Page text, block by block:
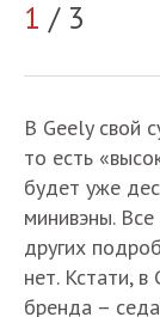
1 / 3
В Geely свой
то есть
будет уже
минивэны.
других
нет. Кстати,
бренда –